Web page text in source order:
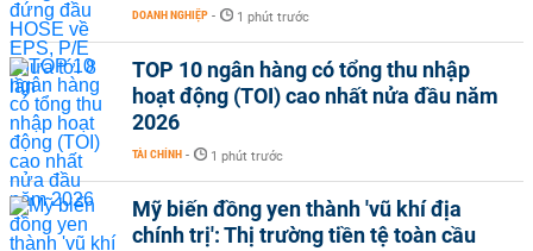
DOANH NGHIỆP - 1 phút trước
TOP 10 ngân hàng có tổng thu nhập
hoạt động (TOI) cao nhất nửa đầu năm
2026
TÀI CHÍNH - 1 phút trước
Mỹ biến đồng yen thành 'vũ khí địa
chính trị': Thị trường tiền tệ toàn cầu